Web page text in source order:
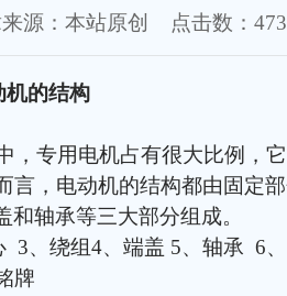
源：本站原创 点击数：
机的结构
专用电机占有很大比例，
言，电动机的结构都由固定
和轴承等三大部分组成。
、绕组4、端盖 5、轴承 6
牌